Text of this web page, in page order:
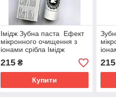
Імідж Зубна паста Ефект
мікронного очищення з
іонами срібла Імідж
Лабораторія
215₴
Купити
215